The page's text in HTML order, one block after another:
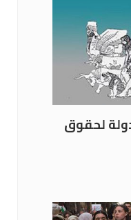
لحقوق